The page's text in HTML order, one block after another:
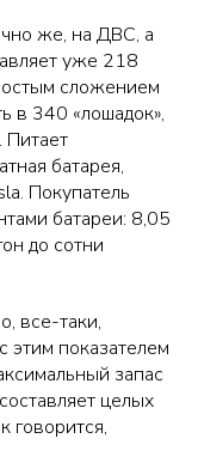
же, на ДВС, а
уже 218
сложением
в 340 «лошадок»,
Питает
батарея,
Покупатель
батареи: 8,05
до сотни
все-таки,
этим показателем
запас
целых
говорится,